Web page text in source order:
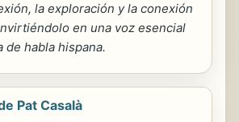
la exploración y la conexión
en una voz esencial
de habla hispana.
Pat Casalà